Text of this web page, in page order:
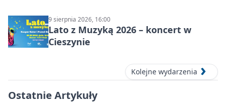
9 sierpnia 2026, 16:00
Lato z Muzyką 2026 – koncert w
Cieszynie
Kolejne wydarzenia
Ostatnie Artykuły